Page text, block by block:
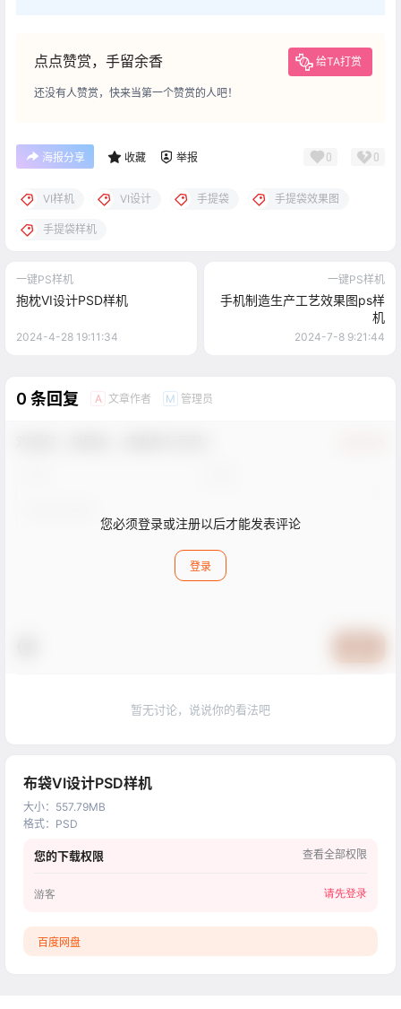
点点赞赏，手留余香 给TA打赏
还没有人赞赏，快来当第一个赞赏的人吧！
海报分享 收藏 举报 0 0
VI样机 VI设计 手提袋 手提袋效果图
手提袋样机
一键PS样机
抱枕VI设计PSD样机
2024-4-28 19:11:34
一键PS样机
手机制造生产工艺效果图ps样
机
2024-7-8 9:21:44
0 条回复 A 文章作者 M 管理员
您必须登录或注册以后才能发表评论
登录
暂无讨论，说说你的看法吧
布袋VI设计PSD样机
大小： 557.79MB
格式： PSD
您的下载权限 查看全部权限
游客 请先登录
百度网盘